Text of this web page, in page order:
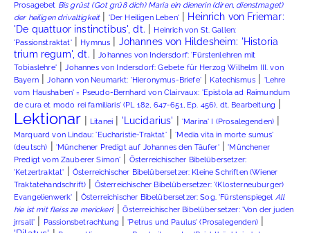
Prosagebet Bis grüst (Got grüß dich) Maria ein dienerin (diren, dienstmaget)
der heiligen drivaltigkeit| 'Der Heiligen Leben'| Heinrich von Friemar:
'De quattuor instinctibus', dt. | Heinrich von St. Gallen:
'Passionstraktat'| Hymnus | Johannes von Hildesheim: 'Historia
trium regum', dt. |Johannes von Indersdorf: 'Fürstenlehren mit
Tobiaslehre'|Johannes von Indersdorf: Gebete für Herzog Wilhelm III. von
Bayern|Johann von Neumarkt: 'Hieronymus-Briefe'| Katechismus | 'Lehre
vom Haushaben' = Pseudo-Bernhard von Clairvaux: 'Epistola ad Raimundum
de cura et modo rei familiaris' (PL 182, 647-651, Ep. 456), dt. Bearbeitung |
Lektionar | Litanei | 'Lucidarius' | 'Marina' I (Prosalegenden) |
Marquard von Lindau: 'Eucharistie-Traktat'|'Media vita in morte sumus'
(deutsch) | 'Münchener Predigt auf Johannes den Täufer'|'Münchener
Predigt vom Zauberer Simon' | Österreichischer Bibelübersetzer:
'Ketzertraktat' | Österreichischer Bibelübersetzer: Kleine Schriften (Wiener
Traktatehandschrift) | Österreichischer Bibelübersetzer: '(Klosterneuburger)
Evangelienwerk' | Österreichischer Bibelübersetzer: Sog. 'Fürstenspiegel All
hie ist mit fleiss ze mericken'|Österreichischer Bibelübersetzer: 'Von der juden
jrrsall' | Passionsbetrachtung |'Petrus und Paulus' (Prosalegenden)|